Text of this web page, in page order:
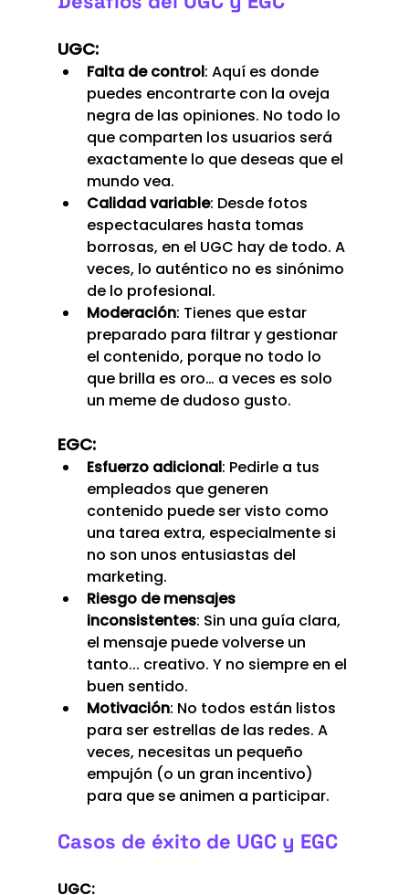
UGC:
Falta de control: Aquí es donde
puedes encontrarte con la oveja
negra de las opiniones. No todo lo
que comparten los usuarios será
exactamente lo que deseas que el
mundo vea.
Calidad variable: Desde fotos
espectaculares hasta tomas
borrosas, en el UGC hay de todo. A
veces, lo auténtico no es sinónimo
de lo profesional.
Moderación: Tienes que estar
preparado para filtrar y gestionar
el contenido, porque no todo lo
que brilla es oro… a veces es solo
un meme de dudoso gusto.
EGC:
Esfuerzo adicional: Pedirle a tus
empleados que generen
contenido puede ser visto como
una tarea extra, especialmente si
no son unos entusiastas del
marketing.
Riesgo de mensajes
inconsistentes: Sin una guía clara,
el mensaje puede volverse un
tanto... creativo. Y no siempre en el
buen sentido.
Motivación: No todos están listos
para ser estrellas de las redes. A
veces, necesitas un pequeño
empujón (o un gran incentivo)
para que se animen a participar.
Casos de éxito de UGC y EGC
UGC: